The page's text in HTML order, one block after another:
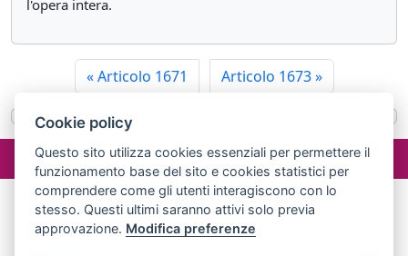
l'opera intera.
«Articolo 1671 Articolo 1673»
©2024 misterlex.it - redazione@misterlex.it-Privacy- P.I.
02029690472
Cookie policy
Questo sito utilizza cookies essenziali per permettere il
funzionamento base del sito e cookies statistici per
comprendere come gli utenti interagiscono con lo
stesso. Questi ultimi saranno attivi solo previa
approvazione. Modifica preferenze